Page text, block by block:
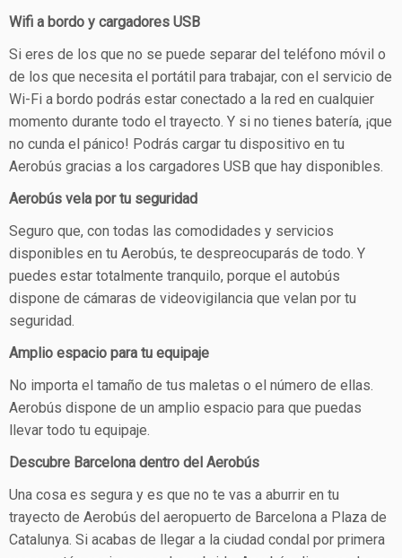
Wifi a bordo y cargadores USB
Si eres de los que no se puede separar del teléfono móvil o
de los que necesita el portátil para trabajar, con el servicio de
Wi-Fi a bordo podrás estar conectado a la red en cualquier
momento durante todo el trayecto. Y si no tienes batería, ¡que
no cunda el pánico! Podrás cargar tu dispositivo en tu
Aerobús gracias a los cargadores USB que hay disponibles.
Aerobús vela por tu seguridad
Seguro que, con todas las comodidades y servicios
disponibles en tu Aerobús, te despreocuparás de todo. Y
puedes estar totalmente tranquilo, porque el autobús
dispone de cámaras de videovigilancia que velan por tu
seguridad.
Amplio espacio para tu equipaje
No importa el tamaño de tus maletas o el número de ellas.
Aerobús dispone de un amplio espacio para que puedas
llevar todo tu equipaje.
Descubre Barcelona dentro del Aerobús
Una cosa es segura y es que no te vas a aburrir en tu
trayecto de Aerobús del aeropuerto de Barcelona a Plaza de
Catalunya. Si acabas de llegar a la ciudad condal por primera